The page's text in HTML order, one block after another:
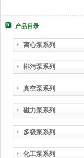
产品目录
离心泵系列
排污泵系列
真空泵系列
磁力泵系列
多级泵系列
化工泵系列